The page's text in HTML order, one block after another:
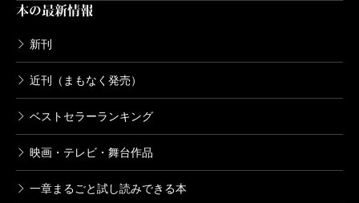
本の最新情報
新刊
近刊（まもなく発売）
ベストセラーランキング
映画・テレビ・舞台作品
一章まるごと試し読みできる本